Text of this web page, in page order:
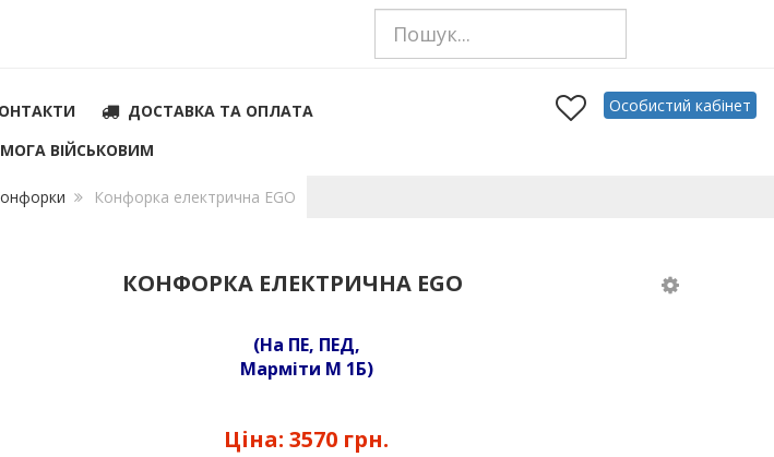
ДОСТАВКА ТА ОПЛАТА
ВІЙСЬКОВИМ
Особистий кабінет
Конфорка електрична EGO
КОНФОРКА ЕЛЕКТРИЧНА EGO
(На ПЕ, ПЕД,
Марміти М 1Б)
Ціна:3570 грн.